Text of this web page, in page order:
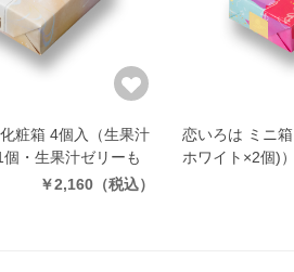
粧箱 4個入
（生果汁
・生果汁ゼリーも
羹2個）￥2,160 （税込）
恋いろは ミニ箱
ホワイト×2個)）